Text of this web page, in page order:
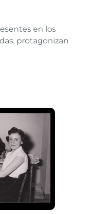
en los
protagonizan